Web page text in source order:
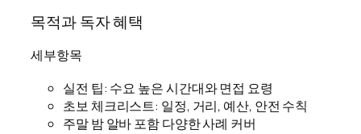
목적과 독자 혜택
세부항목
실전 팁: 수요 높은 시간대와 면접 요령
초보 체크리스트: 일정, 거리, 예산, 안전 수칙
주말 밤 알바 포함 다양한 사례 커버